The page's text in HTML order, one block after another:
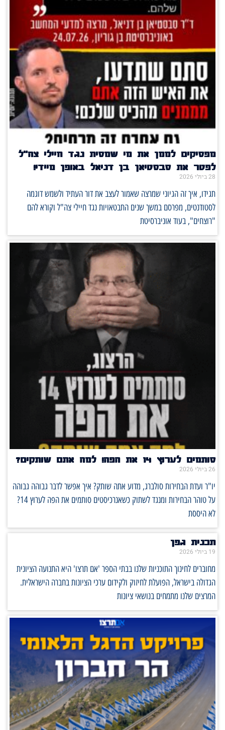
מפסיקים לממן את מי שמסית נגד חיילי צה"ל
לפטר את סבסטיאן בן דניאל באופן מיידי!
28 ביולי 2026
תגידו, איך זה הגיוני שמרצה שאמור לעצב את דור העתיד ולשמש דוגמה
לסטודנטים, מפרסם במשך שנים התבטאויות נגד חיילי צה"ל וקורא להם
"רוצחים", בעוד אוניברסיטת
סותמים לערוץ 14 את הפה! למה אתם שותקים?
26 ביולי 2026
יו"ר ועדת הבחירות סולברג, מדוע אתה שותק? איך אפשר לדבר גבוהה גבוהה
על טוהר הבחירות ומנגד לשתוק כשאנרכיסטים סותמים את הפה לערוץ 14?
לא היססת
תכנית גפן
19 ביולי 2026
מחוברים לחינוך התוכניות שלנו בבתי הספר 'אם תרצו' היא התנועה הציונית
הגדולה בישראל, הפועלת לחיזוק ולקידום ערכי הציונות בחברה הישראלית.
המרצים שלנו מתמחים בנושאי ציונות